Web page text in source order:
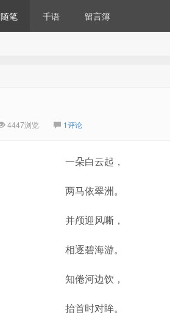
随笔 千语 留言簿
4447浏览 1评论
一朵白云起，
两马依翠洲。
并颅迎风嘶，
相逐碧海游。
知倦河边饮，
抬首时对眸。